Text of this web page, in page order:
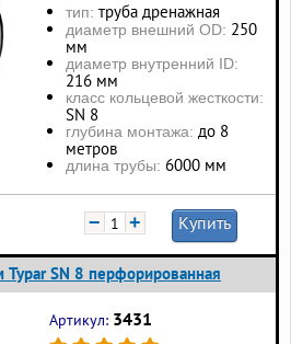
тип: труба дренажная
диаметр внешний OD: 250
мм
диаметр внутренний ID:
216 мм
класс кольцевой жесткости:
SN 8
глубина монтажа: до 8
метров
длина трубы: 6000 мм
− + Купить
SN 8 перфорированная
Артикул: 3431